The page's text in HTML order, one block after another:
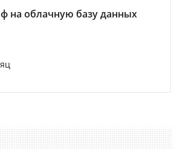
на облачную базу данных